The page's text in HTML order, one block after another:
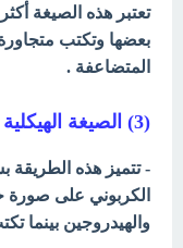
تعتبر هذه الصيغة
بعضها وتكتب
المتضاعفة .
(3) الصيغة الهيكلية Skeletal formula
- تتميز هذه الطريقة
الكربوني على صورة
والهيدروجين بينما